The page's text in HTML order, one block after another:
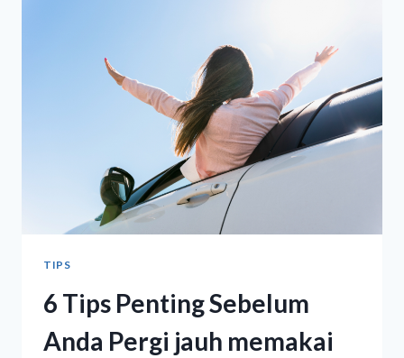
TIPS
6 Tips Penting Sebelum
Anda Pergi jauh memakai